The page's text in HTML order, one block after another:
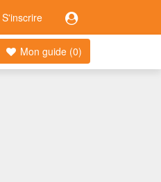
S'inscrire
Mon guide (0)